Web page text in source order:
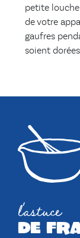
petite
de votre
gaufres
soient
l'astuce
de